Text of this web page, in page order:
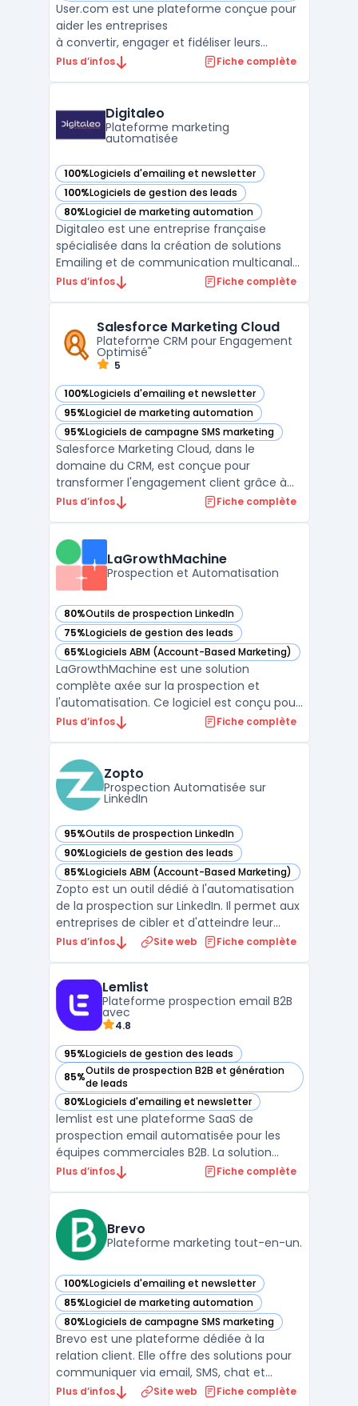
User.com est une plateforme conçue pour
aider les entreprises
à convertir, engager et fidéliser leurs
utilisateurs. Grâce à une
le bon canal au bon utilisateur, au moment
opportun. User.com offre une
meilleure compréhension ...
Plus d’infos Fiche complète
Digitaleo
Plateforme marketing
automatisée
100%Logiciels d'emailing et newsletter
— voir Digitaleo dans cette catégorie
100%Logiciels de gestion des leads
— voir Digitaleo dans cette catégorie
80%Logiciel de marketing automation
— voir Digitaleo dans cette catégorie
Digitaleo est une entreprise française
spécialisée dans la création de solutions
Emailing et de communication multicanale.
Fondée en 2004, la société se situe à
pour le marketing de ses clients, incluant
des campagnes de m ...
Plus d’infos Fiche complète
Salesforce Marketing Cloud
Plateforme CRM pour Engagement
Optimisé"
5
100%Logiciels d'emailing et newsletter
— voir Salesforce Marketing Cloud dans cette catégorie
95%Logiciel de marketing automation
— voir Salesforce Marketing Cloud dans cette catégorie
95%Logiciels de campagne SMS marketing
— voir Salesforce Marketing Cloud dans cette catégorie
Salesforce Marketing Cloud, dans le
domaine du CRM, est conçue pour
transformer l'engagement client grâce à
des stratégies personnalisées et des
Plans pour l'engagement client Salesforce",
cette plateforme permet aux ...
Plus d’infos Fiche complète
LaGrowthMachine
Prospection et Automatisation
80%Outils de prospection LinkedIn
— voir LaGrowthMachine dans cette catégorie
75%Logiciels de gestion des leads
— voir LaGrowthMachine dans cette catégorie
65%Logiciels ABM (Account-Based Marketing)
— voir LaGrowthMachine dans cette catégorie
LaGrowthMachine est une solution
complète axée sur la prospection et
l'automatisation. Ce logiciel est conçu pour
aider les entreprises à engager leurs
distingue par sa capacité à intégrer
plusieurs outils, permettant ...
Plus d’infos Fiche complète
Zopto
Prospection Automatisée sur
LinkedIn
95%Outils de prospection LinkedIn
— voir Zopto dans cette catégorie
90%Logiciels de gestion des leads
— voir Zopto dans cette catégorie
85%Logiciels ABM (Account-Based Marketing)
— voir Zopto dans cette catégorie
Zopto est un outil dédié à l'automatisation
de la prospection sur LinkedIn. Il permet aux
entreprises de cibler et d'atteindre leur
audience idéale de manière
programmation de messages, le suivi des
performances et l'intégrati ...
Plus d’infos Site web Fiche complète
Lemlist
Plateforme prospection email B2B
avec
4.8
95%Logiciels de gestion des leads
— voir Lemlist dans cette catégorie
85%Outils de prospection B2B et génération
de leads
— voir Lemlist dans cette catégorie
80%Logiciels d'emailing et newsletter
— voir Lemlist dans cette catégorie
lemlist est une plateforme SaaS de
prospection email automatisée pour les
équipes commerciales B2B. La solution
centralise l'engagement multichanale :
l'outil.lemlist enrichit les contacts via une
base de 600 mi ...
Plus d’infos Fiche complète
Brevo
Plateforme marketing tout-en-un.
100%Logiciels d'emailing et newsletter
— voir Brevo dans cette catégorie
85%Logiciel de marketing automation
— voir Brevo dans cette catégorie
80%Logiciels de campagne SMS marketing
— voir Brevo dans cette catégorie
Brevo est une plateforme dédiée à la
relation client. Elle offre des solutions pour
communiquer via email, SMS, chat et
d'autres canaux. L'objectif principal est de
Plus d’infos Site web Fiche complète